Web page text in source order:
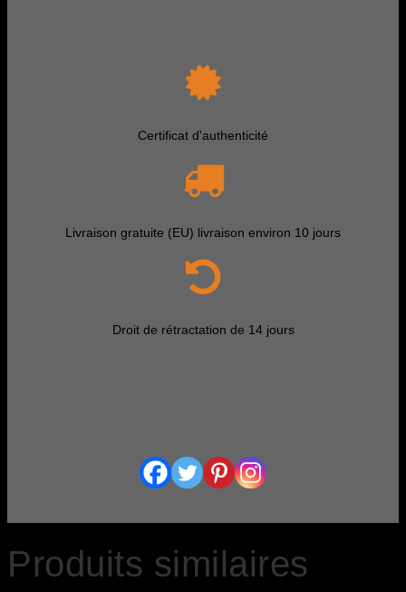
Certificat d'authenticité
Livraison gratuite (EU) livraison environ 10 jours
Droit de rétractation de 14 jours
Produits similaires